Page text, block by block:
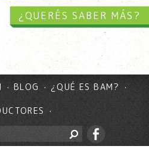
¿QUERÉS SABER MÁS?
BLOG ¿QUÉ ES BAM?